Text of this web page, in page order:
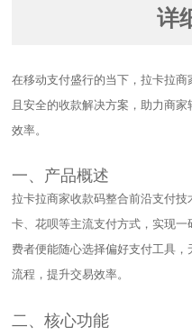
详
在移动支付盛行的当下，拉卡拉
且安全的收款解决方案，助力商
效率。​
一、产品概述​
拉卡拉商家收款码整合前沿支付
卡、花呗等主流支付方式，实现
费者便能随心选择偏好支付工具
流程，提升交易效率。​
二、核心功能​